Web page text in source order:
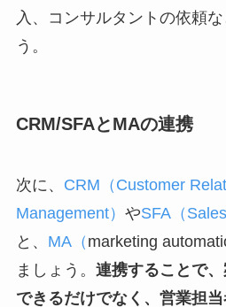
入、コンサルタントの依頼
う。
CRM/SFAとMAの連携
次に、 CRM（Customer
Management） やSFA（
と、 MA（ marketing
ましょう。 連携することで
できるだけでなく、営業担